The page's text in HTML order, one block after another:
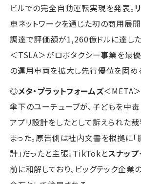
ビルでの完全自動運転実現を発表。
車ネットワークを通じた初の商用展
調達で評価額が1,260億ドルに達した
＜TSLA＞がロボタクシー事業を最
の運用車両を拡大し先行優位を固め
◎メタ・プラットフォームズ＜META
傘下のユーチューブが、子どもを中
アプリ設計をしたとして訴えられた
まった。原告側は社内文書を根拠に
計」だったと主張。TikTokとスナップ
前に和解しており、ビッグテック企業